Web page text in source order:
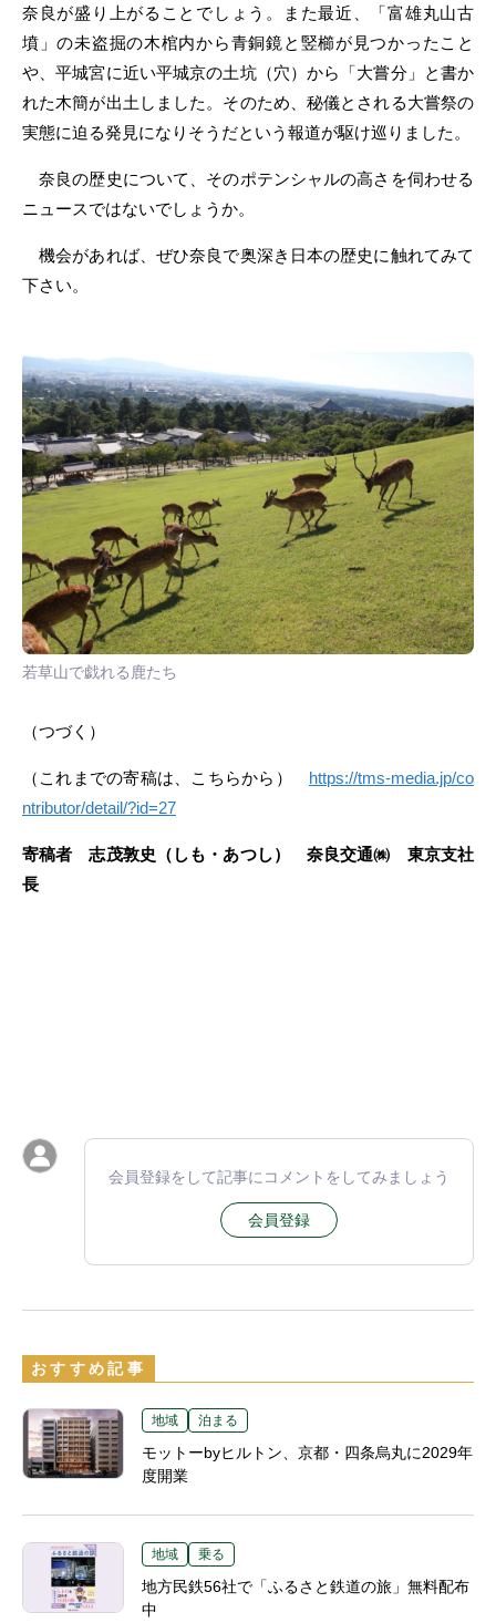
奈良が盛り上がることでしょう。また最近、「富雄丸山古
墳」の未盗掘の木棺内から青銅鏡と竪櫛が見つかったこと
や、平城宮に近い平城京の土坑（穴）から「大嘗分」と書か
れた木簡が出土しました。そのため、秘儀とされる大嘗祭の
実態に迫る発見になりそうだという報道が駆け巡りました。
奈良の歴史について、そのポテンシャルの高さを伺わせる
ニュースではないでしょうか。
機会があれば、ぜひ奈良で奥深き日本の歴史に触れてみて
下さい。
若草山で戯れる鹿たち
（つづく）
（これまでの寄稿は、こちらから） https://tms-media.jp/co
ntributor/detail/?id=27
寄稿者 志茂敦史（しも・あつし） 奈良交通㈱ 東京支社
長
会員登録をして記事にコメントをしてみましょう
会員登録
おすすめ記事
地域 泊まる
モットーbyヒルトン、京都・四条烏丸に2029年
度開業
地域 乗る
地方民鉄56社で「ふるさと鉄道の旅」無料配布
中